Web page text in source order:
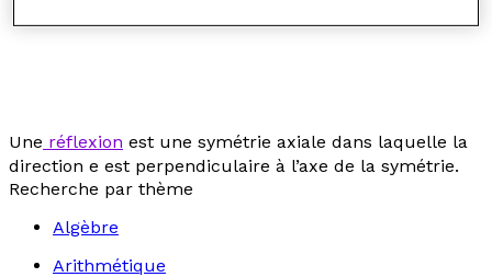
Une réflexion est une symétrie axiale dans laquelle la
direction e est perpendiculaire à l’axe de la symétrie.
Recherche par thème
Algèbre
Arithmétique